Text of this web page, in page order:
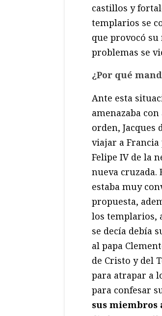
castillos y
templarios se
que provocó
problemas se
¿Por qué
Ante esta
amenazaba
orden, Jacques
viajar a Francia
Felipe IV de la
nueva cruzada.
estaba muy
propuesta,
los templarios,
se decía debía
al papa
de Cristo y del
para atrapar a
para confesar
sus miembros